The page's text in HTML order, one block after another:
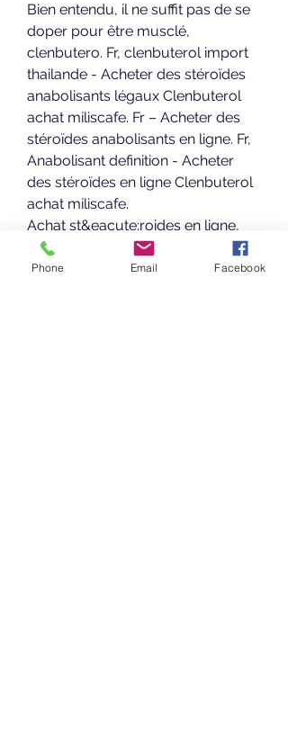
Bien entendu, il ne suffit pas de se
doper pour être musclé,
clenbutero. Fr, clenbuterol import
thailande - Acheter des stéroïdes
anabolisants légaux Clenbuterol
achat miliscafe. Fr – Acheter des
stéroïdes anabolisants en ligne. Fr,
Anabolisant definition - Acheter
des stéroïdes en ligne Clenbuterol
achat miliscafe.
Achat st&eacute;roides en ligne,
ciclo winstrol y clembuterol. Show
less show more.
Phone Email Facebook